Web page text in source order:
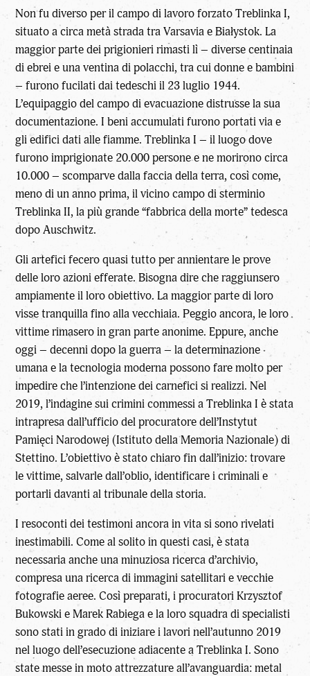
Non fu diverso per il campo di lavoro forzato Treblinka I,
situato a circa metà strada tra Varsavia e Białystok. La
maggior parte dei prigionieri rimasti lì – diverse centinaia
di ebrei e una ventina di polacchi, tra cui donne e bambini
– furono fucilati dai tedeschi il 23 luglio 1944.
L’equipaggio del campo di evacuazione distrusse la sua
documentazione. I beni accumulati furono portati via e
gli edifici dati alle fiamme. Treblinka I – il luogo dove
furono imprigionate 20.000 persone e ne morirono circa
10.000 – scomparve dalla faccia della terra, così come,
meno di un anno prima, il vicino campo di sterminio
Treblinka II, la più grande “fabbrica della morte” tedesca
dopo Auschwitz.
Gli artefici fecero quasi tutto per annientare le prove
delle loro azioni efferate. Bisogna dire che raggiunsero
ampiamente il loro obiettivo. La maggior parte di loro
visse tranquilla fino alla vecchiaia. Peggio ancora, le loro
vittime rimasero in gran parte anonime. Eppure, anche
oggi – decenni dopo la guerra – la determinazione
umana e la tecnologia moderna possono fare molto per
impedire che l’intenzione dei carnefici si realizzi. Nel
2019, l’indagine sui crimini commessi a Treblinka I è stata
intrapresa dall’ufficio del procuratore dell’Instytut
Pamięci Narodowej (Istituto della Memoria Nazionale) di
Stettino. L’obiettivo è stato chiaro fin dall’inizio: trovare
le vittime, salvarle dall’oblio, identificare i criminali e
portarli davanti al tribunale della storia.
I resoconti dei testimoni ancora in vita si sono rivelati
inestimabili. Come al solito in questi casi, è stata
necessaria anche una minuziosa ricerca d’archivio,
compresa una ricerca di immagini satellitari e vecchie
fotografie aeree. Così preparati, i procuratori Krzysztof
Bukowski e Marek Rabiega e la loro squadra di specialisti
sono stati in grado di iniziare i lavori nell’autunno 2019
nel luogo dell’esecuzione adiacente a Treblinka I. Sono
state messe in moto attrezzature all’avanguardia: metal